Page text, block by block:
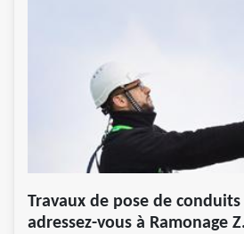
Travaux de pose de
adressez-vous à Ramonage